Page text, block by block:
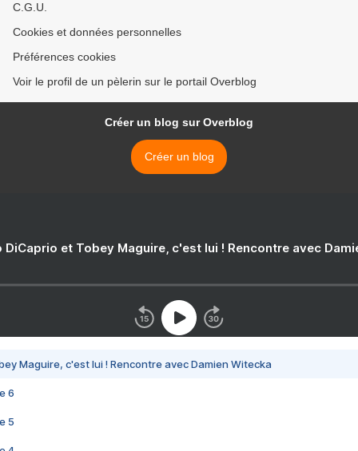
C.G.U.
Cookies et données personnelles
Préférences cookies
Voir le profil de un pèlerin sur le portail Overblog
Créer un blog sur Overblog
Créer un blog
DiCaprio et Tobey Maguire, c'est lui ! Rencontre avec
Maguire, c'est lui ! Rencontre avec Damien Witecka
6
5